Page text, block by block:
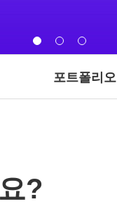
포트폴리오
?